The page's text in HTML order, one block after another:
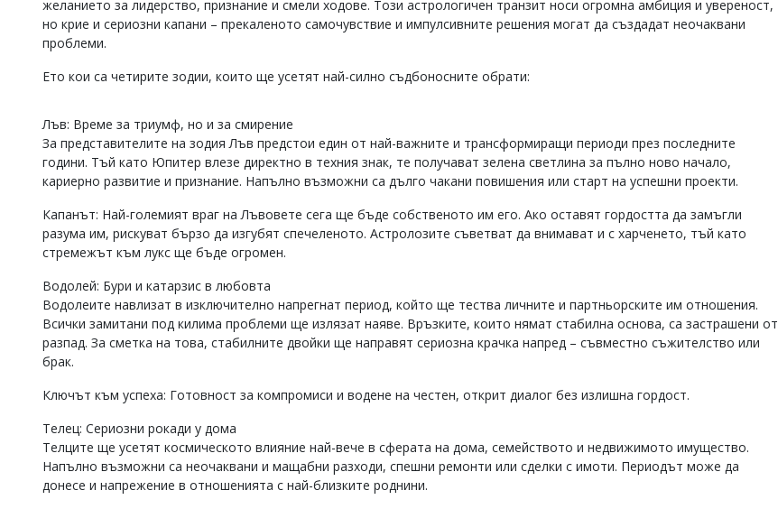
редактор:
Колев,
office@flagman.bg
въвеждат
редакцията
отговорност
откриете
обиден
сигнализирайте
желанието за лидерство, признание и смели ходове. Този астрологичен транзит носи огромна амбиция и увереност,
но крие и сериозни капани – прекаленото самочувствие и импулсивните решения могат да създадат неочаквани
проблеми.
Ето кои са четирите зодии, които ще усетят най-силно съдбоносните обрати:
Лъв: Време за триумф, но и за смирение
За представителите на зодия Лъв предстои един от най-важните и трансформиращи периоди през последните
години. Тъй като Юпитер влезе директно в техния знак, те получават зелена светлина за пълно ново начало,
кариерно развитие и признание. Напълно възможни са дълго чакани повишения или старт на успешни проекти.
Капанът: Най-големият враг на Лъвовете сега ще бъде собственото им его. Ако оставят гордостта да замъгли
разума им, рискуват бързо да изгубят спечеленото. Астролозите съветват да внимават и с харченето, тъй като
стремежът към лукс ще бъде огромен.
Водолей: Бури и катарзис в любовта
Водолеите навлизат в изключително напрегнат период, който ще тества личните и партньорските им отношения.
Всички замитани под килима проблеми ще излязат наяве. Връзките, които нямат стабилна основа, са застрашени от
разпад. За сметка на това, стабилните двойки ще направят сериозна крачка напред – съвместно съжителство или
брак.
Ключът към успеха: Готовност за компромиси и водене на честен, открит диалог без излишна гордост.
Телец: Сериозни рокади у дома
Телците ще усетят космическото влияние най-вече в сферата на дома, семейството и недвижимото имущество.
Напълно възможни са неочаквани и мащабни разходи, спешни ремонти или сделки с имоти. Периодът може да
донесе и напрежение в отношенията с най-близките роднини.